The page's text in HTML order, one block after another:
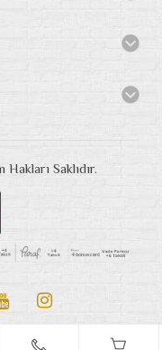
Saklıdır.